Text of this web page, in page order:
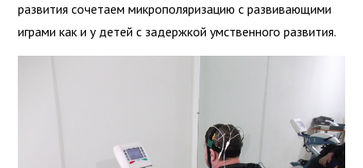
развития сочетаем микрополяризацию с развивающими
играми как и у детей с задержкой умственного развития.